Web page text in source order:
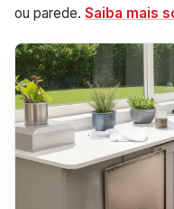
ou parede. Saiba mais